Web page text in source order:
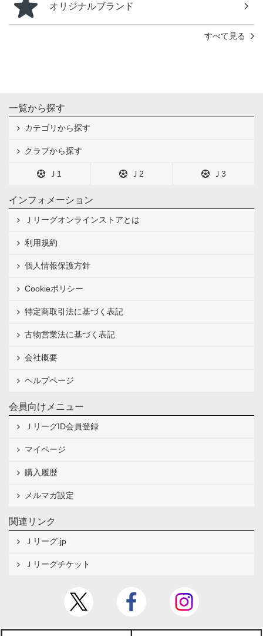
オリジナルブランド
すべて見る
一覧から探す
カテゴリから探す
クラブから探す
Ｊ1 Ｊ2 Ｊ3
インフォメーション
Ｊリーグオンラインストアとは
利用規約
個人情報保護方針
Cookieポリシー
特定商取引法に基づく表記
古物営業法に基づく表記
会社概要
ヘルプページ
会員向けメニュー
ＪリーグID会員登録
マイページ
購入履歴
メルマガ設定
関連リンク
Ｊリーグ.jp
Ｊリーグチケット